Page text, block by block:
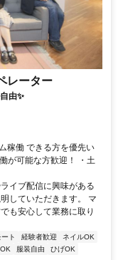
レーター
由✨
稼働 できる方を優先い
が可能な方歓迎！ ・土
イブ配信に興味がある
していただきます。 マ
も安心して業務に取り
ト 経験者歓迎
ネイルOK
服装自由
ひげOK